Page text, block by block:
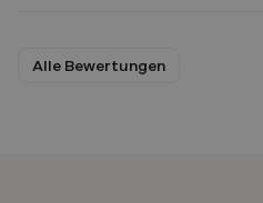
Alle Bewertungen